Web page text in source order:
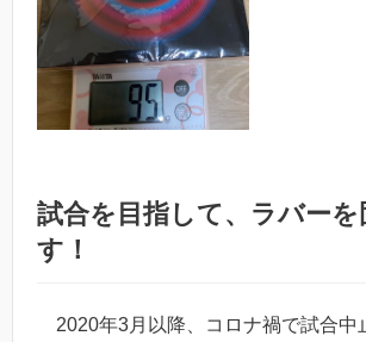
試合を目指して、ラバーを
す！
2020年3月以降、コロナ禍で試合中